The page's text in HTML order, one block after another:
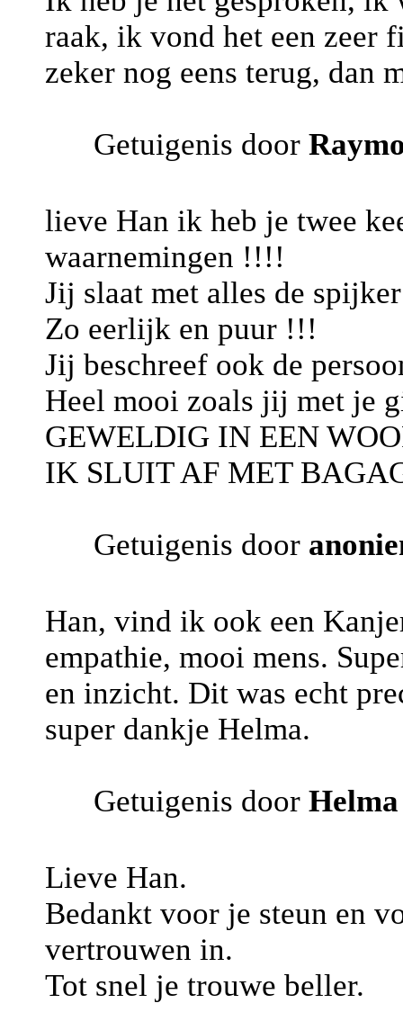
raak, ik vond het een zeer
zeker nog eens terug, dan
Getuigenis door
lieve Han ik heb je twee
waarnemingen !!!!
Jij slaat met alles de
Zo eerlijk en puur !!!
Jij beschreef ook de
Heel mooi zoals jij met je
GEWELDIG IN EEN
IK SLUIT AF MET
Getuigenis door
Han, vind ik ook een
empathie, mooi mens.
en inzicht. Dit was echt
super dankje Helma.
Getuigenis door Helma
Lieve Han.
Bedankt voor je steun en
vertrouwen in.
Tot snel je trouwe beller.